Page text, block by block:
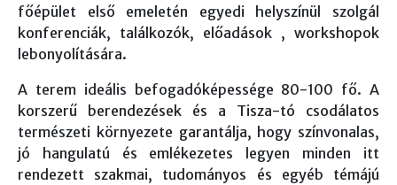
főépület első emeletén egyedi helyszínül szolgál
konferenciák, találkozók, előadások , workshopok
lebonyolítására.
A terem ideális befogadóképessége 80-100 fő. A
korszerű berendezések és a Tisza-tó csodálatos
természeti környezete garantálja, hogy színvonalas,
jó hangulatú és emlékezetes legyen minden itt
rendezett szakmai, tudományos és egyéb témájú